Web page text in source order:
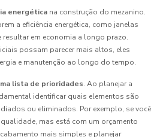
energética na construção do mezanino.
a eficiência energética, como janelas
em economia a longo prazo.
possam parecer mais altos, eles
e manutenção ao longo do tempo.
lista de prioridades. Ao planejar a
identificar quais elementos são
ou eliminados. Por exemplo, se você
mas está com um orçamento
mais simples e planejar